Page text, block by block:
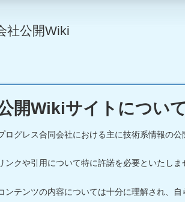
社公開Wiki
開Wikiサイトについて
ログレス合同会社における主に技術系情報の公
ンクや引用について特に許諾を必要といたしま
ンテンツの内容については十分に理解され、